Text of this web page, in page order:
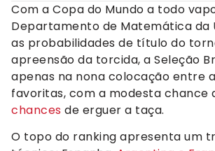
Com a Copa do Mundo a todo
Departamento de Matemática da
as probabilidades de título do
apreensão da torcida, a Seleção
apenas na nona colocação entre
favoritas, com a modesta chance
chances de erguer a taça.
O topo do ranking apresenta um